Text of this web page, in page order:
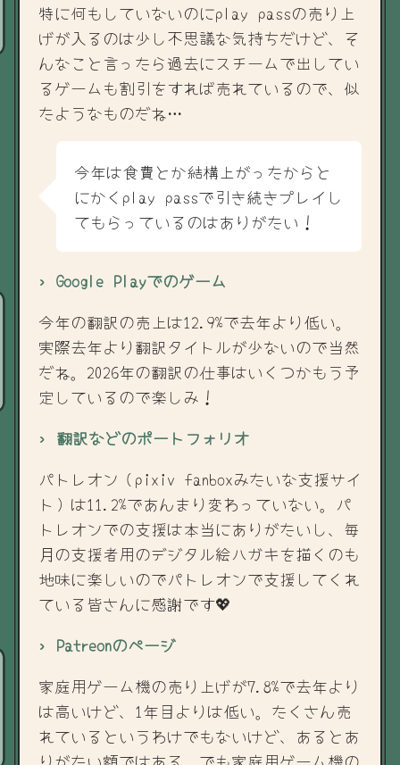
特に何もしていないのにplay passの売り上
げが入るのは少し不思議な気持ちだけど、そ
んなこと言ったら過去にスチームで出してい
るゲームも割引をすれば売れているので、似
たようなものだね…
今年は食費とか結構上がったからと
にかくplay passで引き続きプレイし
てもらっているのはありがたい！
› Google Playでのゲーム
今年の翻訳の売上は12.9%で去年より低い。
実際去年より翻訳タイトルが少ないので当然
だね。2026年の翻訳の仕事はいくつかもう予
定しているので楽しみ！
› 翻訳などのポートフォリオ
パトレオン（pixiv fanboxみたいな支援サイ
ト）は11.2%であんまり変わっていない。パ
トレオンでの支援は本当にありがたいし、毎
月の支援者用のデジタル絵ハガキを描くのも
地味に楽しいのでパトレオンで支援してくれ
ている皆さんに感謝です💖
› Patreonのページ
家庭用ゲーム機の売り上げが7.8%で去年より
は高いけど、1年目よりは低い。たくさん売
れているというわけでもないけど、あるとあ